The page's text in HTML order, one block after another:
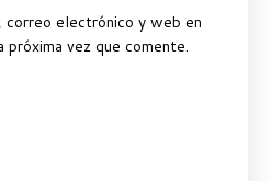
correo electrónico y web en
próxima vez que comente.